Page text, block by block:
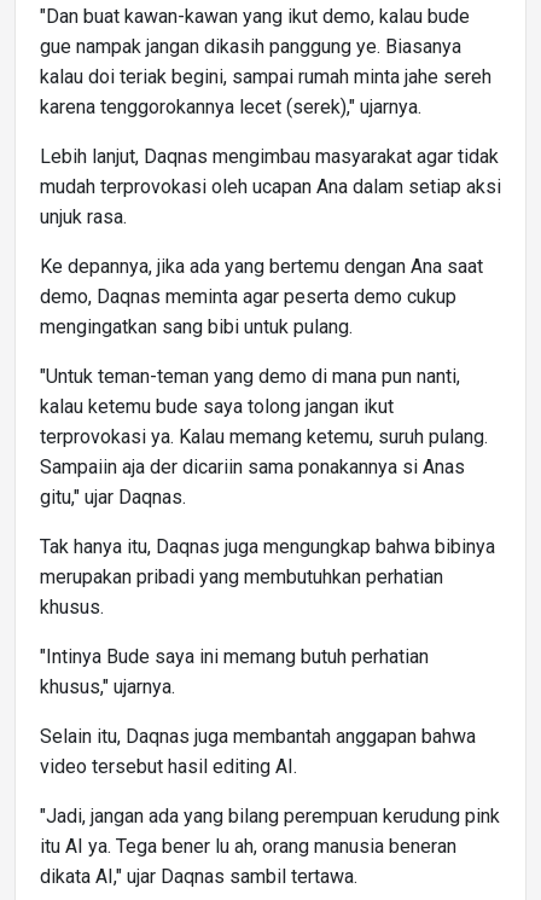
"Dan buat kawan-kawan yang ikut demo, kalau bude
gue nampak jangan dikasih panggung ye. Biasanya
kalau doi teriak begini, sampai rumah minta jahe sereh
karena tenggorokannya lecet (serek)," ujarnya.
Lebih lanjut, Daqnas mengimbau masyarakat agar tidak
mudah terprovokasi oleh ucapan Ana dalam setiap aksi
unjuk rasa.
Ke depannya, jika ada yang bertemu dengan Ana saat
demo, Daqnas meminta agar peserta demo cukup
mengingatkan sang bibi untuk pulang.
"Untuk teman-teman yang demo di mana pun nanti,
kalau ketemu bude saya tolong jangan ikut
terprovokasi ya. Kalau memang ketemu, suruh pulang.
Sampaiin aja der dicariin sama ponakannya si Anas
gitu," ujar Daqnas.
Tak hanya itu, Daqnas juga mengungkap bahwa bibinya
merupakan pribadi yang membutuhkan perhatian
khusus.
"Intinya Bude saya ini memang butuh perhatian
khusus," ujarnya.
Selain itu, Daqnas juga membantah anggapan bahwa
video tersebut hasil editing AI.
"Jadi, jangan ada yang bilang perempuan kerudung pink
itu AI ya. Tega bener lu ah, orang manusia beneran
dikata AI," ujar Daqnas sambil tertawa.